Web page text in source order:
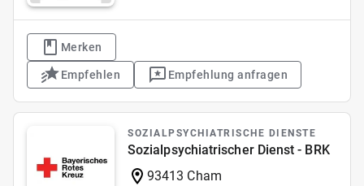
Merken
Empfehlen Empfehlung anfragen
SOZIALPSYCHIATRISCHE DIENSTE
Sozialpsychiatrischer Dienst - BRK
93413 Cham